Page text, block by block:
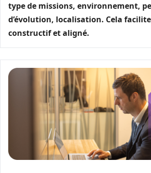
type de missions, environnement,
d’évolution, localisation. Cela
constructif et aligné.